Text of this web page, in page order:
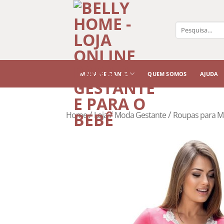
Pesquisar
MODA GESTANTE QUEM SOMOS AJUDA
Home/Loja/Moda Gestante/Roupas para